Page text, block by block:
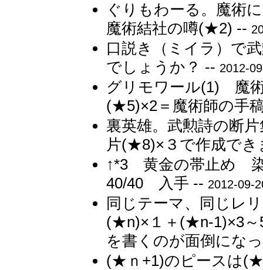
ぐりもわーる。魔術
魔術結社の噂(★2) --
口説き（ミイラ）で
でしょうか？ -- 2012-
グリモワール(1) 魔
(★5)×2＝魔術師の手
裏英雄。武勲詩の断
片(★8)×３で作成で
↑*3 黄金の帯止め
40/40 入手 -- 2012-09-
同じテーマ、同じレ
(★n)×１＋(★n-1)×3～
を書くのが面倒にな
(★ｎ+1)のピースは